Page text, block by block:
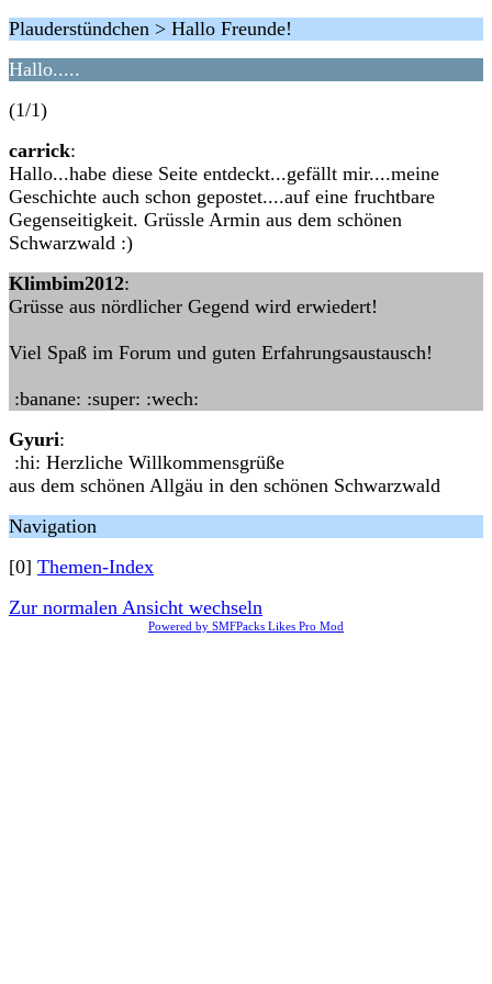
Plauderstündchen > Hallo Freunde!
Hallo.....
(1/1)
carrick:
Hallo...habe diese Seite entdeckt...gefällt mir....meine
Geschichte auch schon gepostet....auf eine fruchtbare
Gegenseitigkeit. Grüssle Armin aus dem schönen
Schwarzwald :)
Klimbim2012:
Grüsse aus nördlicher Gegend wird erwiedert!
Viel Spaß im Forum und guten Erfahrungsaustausch!
:banane: :super: :wech:
Gyuri:
:hi: Herzliche Willkommensgrüße
aus dem schönen Allgäu in den schönen Schwarzwald
Navigation
[0] Themen-Index
Zur normalen Ansicht wechseln
Powered by SMFPacks Likes Pro Mod